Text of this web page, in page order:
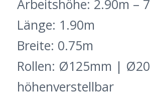
Arbeitshöhe: 2.90m –
Länge: 1.90m
Breite: 0.75m
Rollen: Ø125mm |
höhenverstellbar